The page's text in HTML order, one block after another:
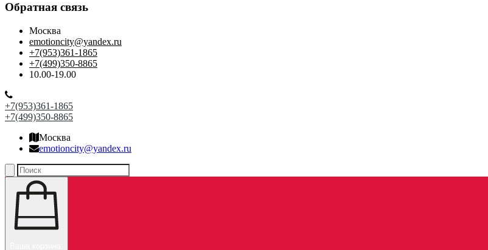
Обратная связь
Москва
emotioncity@yandex.ru
+7(953)361-1865
+7(499)350-8865
10.00-19.00
+7(953)361-1865
+7(499)350-8865
Москва
emotioncity@yandex.ru